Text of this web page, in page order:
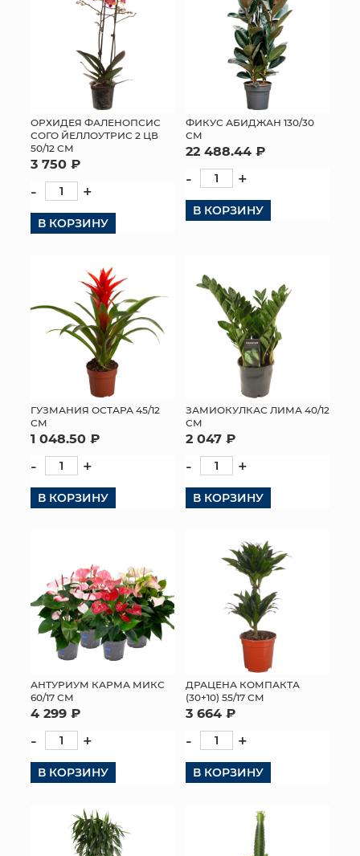
ОРХИДЕЯ ФАЛЕНОПСИС
СОГО ЙЕЛЛОУТРИС 2 ЦВ
50/12 СМ
3 750 ₽
- +
В КОРЗИНУ
ФИКУС АБИДЖАН 130/30
СМ
22 488.44 ₽
- +
В КОРЗИНУ
ГУЗМАНИЯ ОСТАРА 45/12
СМ
1 048.50 ₽
- +
В КОРЗИНУ
ЗАМИОКУЛКАС ЛИМА 40/12
СМ
2 047 ₽
- +
В КОРЗИНУ
АНТУРИУМ КАРМА МИКС
60/17 СМ
4 299 ₽
- +
В КОРЗИНУ
ДРАЦЕНА КОМПАКТА
(30+10) 55/17 СМ
3 664 ₽
- +
В КОРЗИНУ